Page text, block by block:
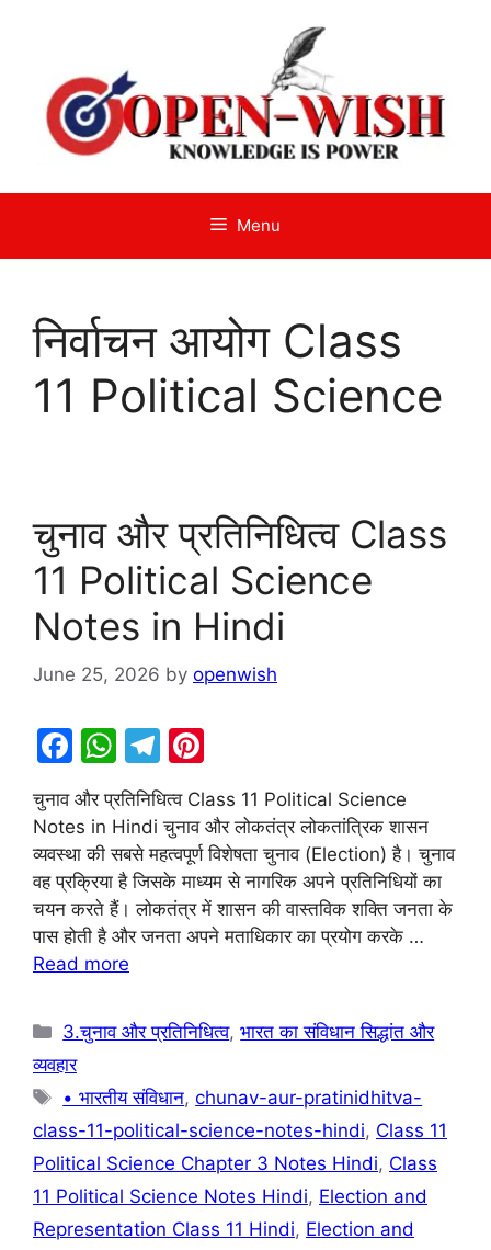
Menu
निर्वाचन आयोग Class
11 Political Science
चुनाव और प्रतिनिधित्व Class
11 Political Science
Notes in Hindi
June 25, 2026 by openwish
F
a
c
e
b
o
o
W
h
at
s
A
p
p
T
el
e
gr
a
m
er
e
st
चुनाव और प्रतिनिधित्व Class 11 Political Science
Notes in Hindi चुनाव और लोकतंत्र लोकतांत्रिक शासन
व्यवस्था की सबसे महत्वपूर्ण विशेषता चुनाव (Election) है। चुनाव
वह प्रक्रिया है जिसके माध्यम से नागरिक अपने प्रतिनिधियों का
चयन करते हैं। लोकतंत्र में शासन की वास्तविक शक्ति जनता के
पास होती है और जनता अपने मताधिकार का प्रयोग करके …
Read more
Categories
3.चुनाव और प्रतिनिधित्व,भारत का संविधान सिद्धांत और
व्यवहार
Tags
• भारतीय संविधान,chunav-aur-pratinidhitva-
class-11-political-science-notes-hindi, Class 11
Political Science Chapter 3 Notes Hindi, Class
11 Political Science Notes Hindi, Election and
Representation Class 11 Hindi, Election and